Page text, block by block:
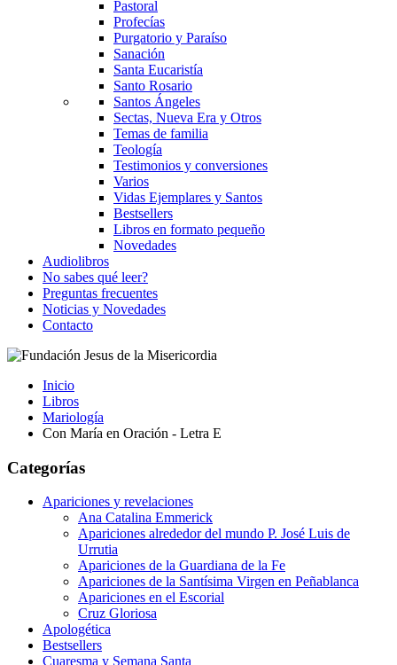
Pastoral
Profecías
Purgatorio y Paraíso
Sanación
Santa Eucaristía
Santo Rosario
Santos Ángeles
Sectas, Nueva Era y Otros
Temas de familia
Teología
Testimonios y conversiones
Varios
Vidas Ejemplares y Santos
Bestsellers
Libros en formato pequeño
Novedades
Audiolibros
No sabes qué leer?
Preguntas frecuentes
Noticias y Novedades
Contacto
Inicio
Libros
Mariología
Con María en Oración - Letra E
Categorías
Apariciones y revelaciones
Ana Catalina Emmerick
Apariciones alrededor del mundo P. José Luis de
Urrutia
Apariciones de la Guardiana de la Fe
Apariciones de la Santísima Virgen en Peñablanca
Apariciones en el Escorial
Cruz Gloriosa
Apologética
Bestsellers
Cuaresma y Semana Santa